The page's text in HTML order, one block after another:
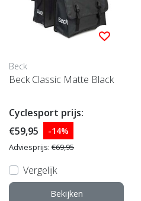
Beck
Beck Classic Matte Black
Cyclesport prijs:
€59,95
-14%
Adviesprijs: €69,95
Vergelijk
Bekijken